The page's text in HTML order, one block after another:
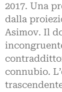
2017. Una
dalla
Asimov. Il
connubio.